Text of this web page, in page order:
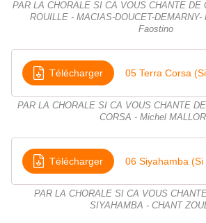
PAR LA CHORALE SI CA VOUS CHANTE DE
ROUILLE - MACIAS-DOUCET-DEMARNY-
Faostino
Télécharger 05 Terra Corsa
PAR LA CHORALE SI CA VOUS CHANTE
CORSA - Michel
Télécharger 06 Siyahamba
PAR LA CHORALE SI CA VOUS
SIYAHAMBA - CHANT